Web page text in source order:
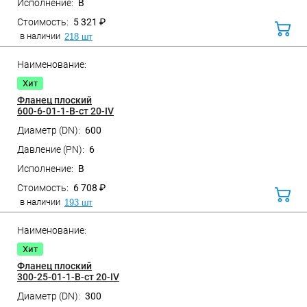
B
5 321 ₽
в наличии 218 шт
Хит
Фланец плоский
600-6-01-1-B-ст 20-IV
600
6
B
6 708 ₽
в наличии 193 шт
Хит
Фланец плоский
300-25-01-1-B-ст 20-IV
300